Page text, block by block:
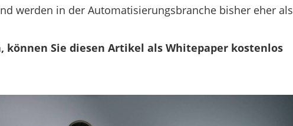
werden in der Automatisierungsbranche bisher eher als
können Sie diesen Artikel als Whitepaper kostenlos